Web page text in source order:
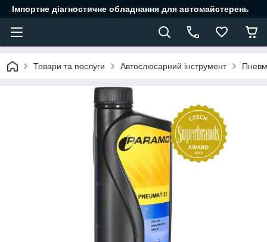
Імпортне діагностичне обладнання для автомайстерень
Товари та послуги Автослюсарний інструмент